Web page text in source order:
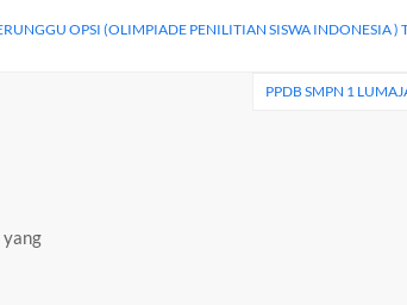
OPSI (OLIMPIADE PENILITIAN SISWA INDONESIA )
PPDB SMPN 1
yang